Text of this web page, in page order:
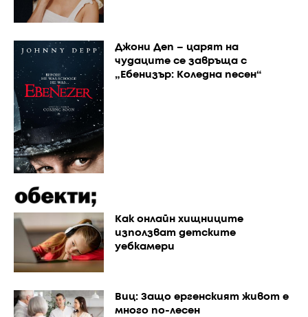
Джони Деп – царят на
чудаците се завръща с
„Ебенизър: Коледна песен“
Как онлайн хищниците
използват детските
уебкамери
Виц: Защо ергенският живот е
много по-лесен